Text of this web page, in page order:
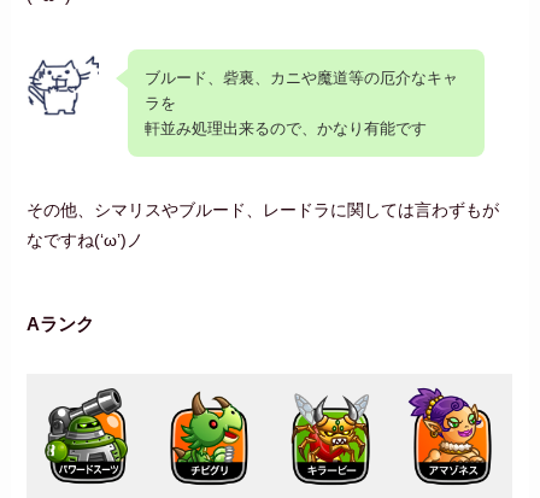
ブルード、砦裏、カニや魔道等の厄介なキャ
ラを
軒並み処理出来るので、かなり有能です
その他、シマリスやブルード、レードラに関しては言わずもが
なですね(‘ω’)ノ
Aランク